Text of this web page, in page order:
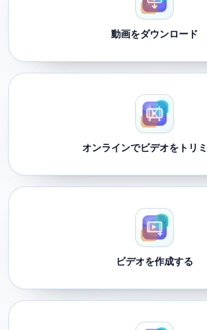
動画をダウンロード
オンラインでビデオをトリ
ビデオを作成する